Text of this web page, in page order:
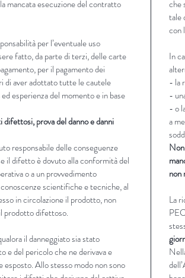
mancata esecuzione del contratto
per l’eventuale uso
fatto, da parte di terzi, delle carte
per il pagamento dei
di aver adottato tutte le cautele
esperienza del momento e in base
prova del danno e danni
responsabile delle conseguenze
il difetto è dovuto alla conformità del
o a un provvedimento
scientifiche e tecniche, al
in circolazione il prodotto, non
prodotto difettoso.
il danneggiato sia stato
e del pericolo che ne derivava e
esposto. Allo stesso modo non sono
che
tale
con
In
- la
-
- o
a
non
La